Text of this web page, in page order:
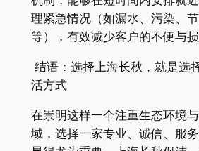
理紧急情况（如漏水、污染、
等），有效减少客户的不便与损
结语：选择上海长秋，就是选
活方式
在崇明这样一个注重生态环境
域，选择一家专业、诚信、服